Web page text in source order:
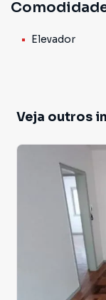
Elevador
Veja outros